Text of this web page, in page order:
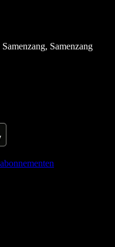
Samenzang